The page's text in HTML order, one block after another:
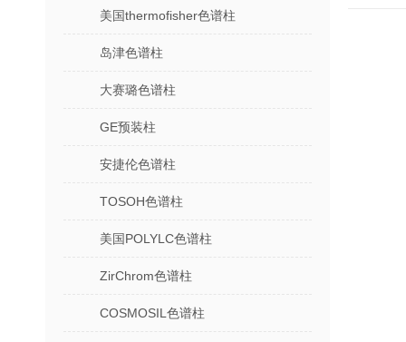
美国thermofisher色谱柱
岛津色谱柱
大赛璐色谱柱
GE预装柱
安捷伦色谱柱
TOSOH色谱柱
美国POLYLC色谱柱
ZirChrom色谱柱
COSMOSIL色谱柱